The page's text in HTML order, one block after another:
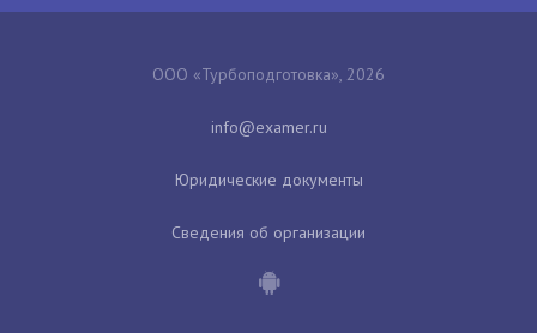
ООО «Турбоподготовка», 2026
Юридические документы
Сведения об организации